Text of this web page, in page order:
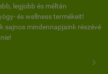
legjobb és méltán
és wellness termékeit!
sajnos mindennapjaink részévé
